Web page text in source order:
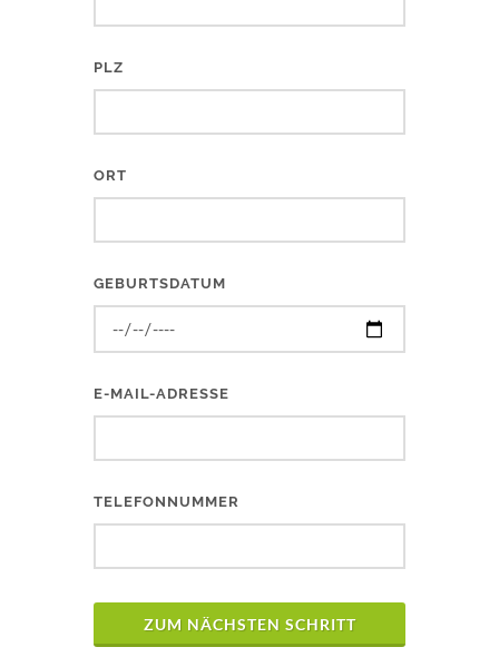
PLZ
ORT
GEBURTSDATUM
E-MAIL-ADRESSE
TELEFONNUMMER
ZUM NÄCHSTEN SCHRITT